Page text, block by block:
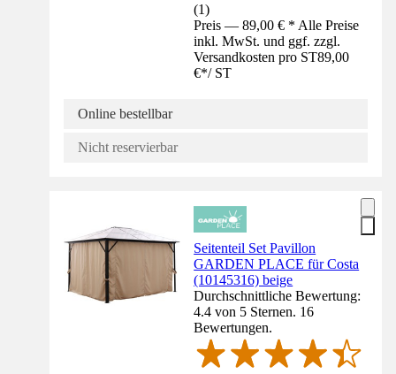
(1)
Preis — 89,00 € * Alle Preise
inkl. MwSt. und ggf. zzgl.
Versandkosten pro ST89,00
€*/ ST
Online bestellbar
Nicht reservierbar
Seitenteil Set Pavillon
GARDEN PLACE für Costa
(10145316) beige
Durchschnittliche Bewertung:
4.4 von 5 Sternen. 16
Bewertungen.